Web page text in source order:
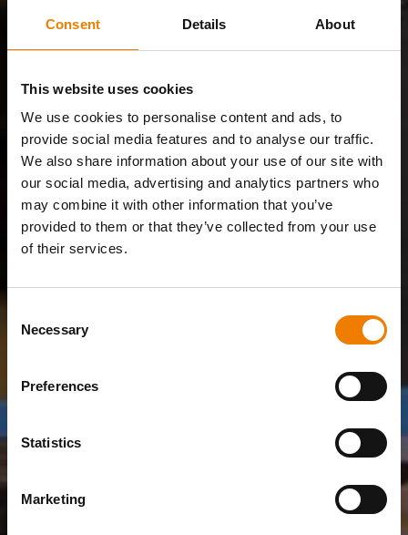
Consent Details About
This website uses cookies
We use cookies to personalise content and ads, to
provide social media features and to analyse our traffic.
We also share information about your use of our site with
our social media, advertising and analytics partners who
may combine it with other information that you’ve
provided to them or that they’ve collected from your use
of their services.
Selection
Necessary
Preferences
Statistics
Marketing